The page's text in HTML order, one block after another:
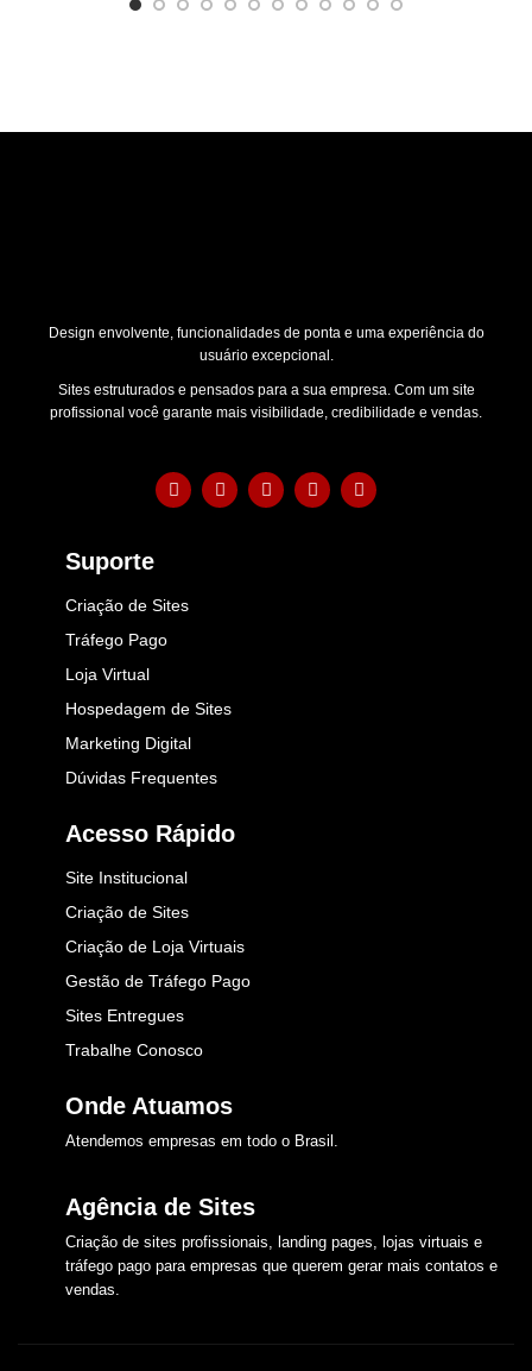
Design envolvente, funcionalidades de ponta e uma experiência do
usuário excepcional.
Sites estruturados e pensados para a sua empresa. Com um site
profissional você garante mais visibilidade, credibilidade e vendas.
Suporte
Criação de Sites
Tráfego Pago
Loja Virtual
Hospedagem de Sites
Marketing Digital
Dúvidas Frequentes
Acesso Rápido
Site Institucional
Criação de Sites
Criação de Loja Virtuais
Gestão de Tráfego Pago
Sites Entregues
Trabalhe Conosco
Onde Atuamos​
Atendemos empresas em todo o Brasil.
Agência de Sites
Criação de sites profissionais, landing pages, lojas virtuais e
tráfego pago para empresas que querem gerar mais contatos e
vendas.​